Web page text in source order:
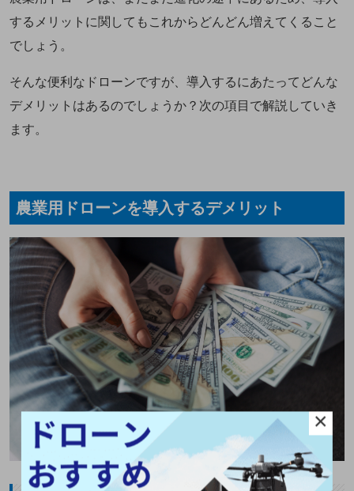
するメリットに関してもこれからどんどん増えてくること
でしょう。
そんな便利なドローンですが、導入するにあたってどんな
デメリットはあるのでしょうか？次の項目で解説していき
ます。
農業用ドローンを導入するデメリット
×